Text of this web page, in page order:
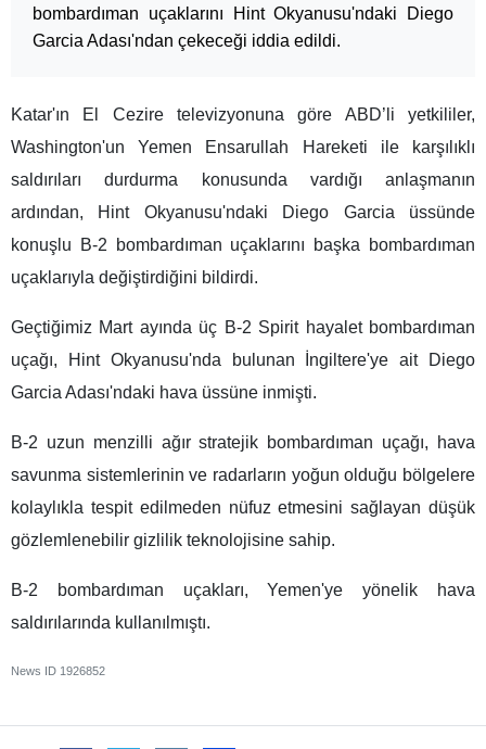
bombardıman uçaklarını Hint Okyanusu'ndaki Diego
Garcia Adası'ndan çekeceği iddia edildi.
Katar'ın El Cezire televizyonuna göre ABD’li yetkililer,
Washington'un Yemen Ensarullah Hareketi ile karşılıklı
saldırıları durdurma konusunda vardığı anlaşmanın
ardından, Hint Okyanusu'ndaki Diego Garcia üssünde
konuşlu B-2 bombardıman uçaklarını başka bombardıman
uçaklarıyla değiştirdiğini bildirdi.
Geçtiğimiz Mart ayında üç B-2 Spirit hayalet bombardıman
uçağı, Hint Okyanusu'nda bulunan İngiltere'ye ait Diego
Garcia Adası'ndaki hava üssüne inmişti.
B-2 uzun menzilli ağır stratejik bombardıman uçağı, hava
savunma sistemlerinin ve radarların yoğun olduğu bölgelere
kolaylıkla tespit edilmeden nüfuz etmesini sağlayan düşük
gözlemlenebilir gizlilik teknolojisine sahip.
B-2 bombardıman uçakları, Yemen'ye yönelik hava
saldırılarında kullanılmıştı.
News ID 1926852